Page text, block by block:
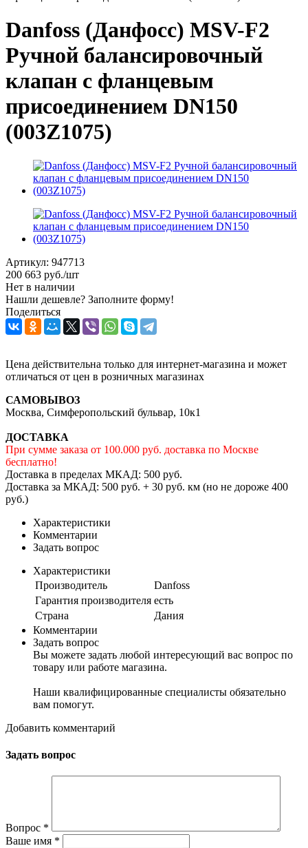
Danfoss (Данфосс) MSV-F2
Ручной балансировочный
клапан с фланцевым
присоединением DN150
(003Z1075)
Артикул: 947713
200 663 руб./шт
Нет в наличии
Нашли дешевле? Заполните форму!
Поделиться
Цена действительна только для интернет-магазина и может
отличаться от цен в розничных магазинах
САМОВЫВОЗ
Москва, Симферопольский бульвар, 10к1
ДОСТАВКА
При сумме заказа от 100.000 руб. доставка по Москве
бесплатно!
Доставка в пределах МКАД: 500 руб.
Доставка за МКАД: 500 руб. + 30 руб. км (но не дороже 400
руб.)
Характеристики
Комментарии
Задать вопрос
Характеристики
Производитель
Danfoss
Гарантия производителя есть
Страна
Дания
Комментарии
Задать вопрос
Вы можете задать любой интересующий вас вопрос по
товару или работе магазина.
Наши квалифицированные специалисты обязательно
вам помогут.
Добавить комментарий
Задать вопрос
Вопрос *
Ваше имя *